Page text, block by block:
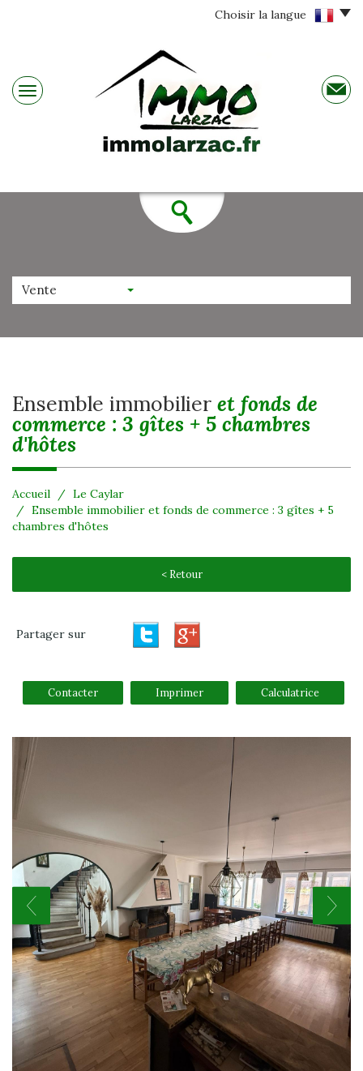
Choisir la langue
Vente
ensemble immobilier et fonds de
commerce : 3 gîtes + 5 chambres
d'hôtes
Accueil
Le Caylar
Ensemble immobilier et fonds de commerce : 3 gîtes + 5
chambres d'hôtes
< Retour
Partager sur
Contacter Imprimer Calculatrice